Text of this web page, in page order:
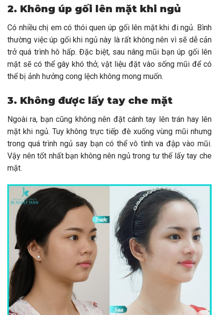
2. Không úp gối lên mặt khi ngủ
Có nhiều chị em có thói quen úp gối lên mặt khi đi ngủ. Bình
thường việc úp gối khi ngủ này là rất không nên vì sẽ dễ cản
trở quá trình hô hấp. Đặc biệt, sau nâng mũi bạn úp gối lên
mặt sẽ có thể gây khó thở, vật liệu đặt vào sống mũi để có
thể bị ảnh hưởng cong lệch không mong muốn.
3. Không được lấy tay che mặt
Ngoài ra, bạn cũng không nên đặt cánh tay lên trán hay lên
mặt khi ngủ. Tuy không trực tiếp đè xuống vùng mũi nhưng
trong quá trình ngủ say bạn có thể vô tình va đập vào mũi.
Vậy nên tốt nhất bạn không nên ngủ trong tư thế lấy tay che
mặt.